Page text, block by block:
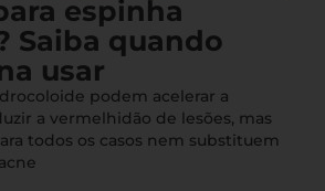
espinha
Saiba quando
usar
podem acelerar a
a vermelhidão de lesões, mas
todos os casos nem substituem